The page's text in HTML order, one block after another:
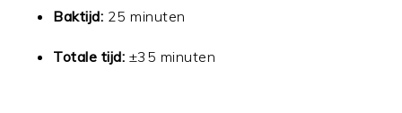
Baktijd: 25 minuten
Totale tijd: ±35 minuten